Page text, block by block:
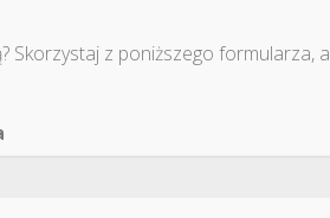
Skorzystaj z poniższego formularza,